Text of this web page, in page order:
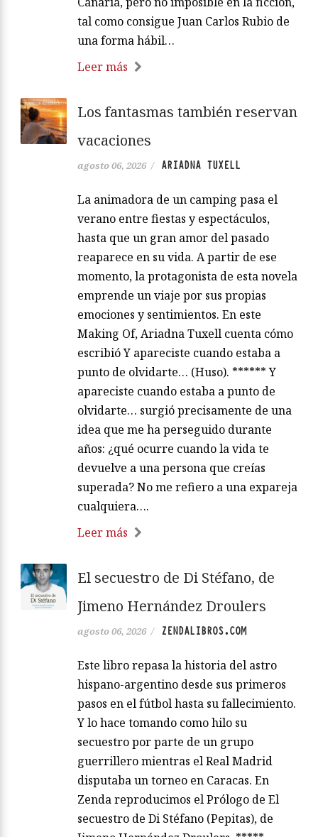
tal como consigue Juan Carlos Rubio de
una forma hábil…
Leer más
Los fantasmas también reservan
vacaciones
agosto 06, 2026 / ARIADNA TUXELL
La animadora de un camping pasa el
verano entre fiestas y espectáculos,
hasta que un gran amor del pasado
reaparece en su vida. A partir de ese
momento, la protagonista de esta novela
emprende un viaje por sus propias
emociones y sentimientos. En este
Making Of, Ariadna Tuxell cuenta cómo
escribió Y apareciste cuando estaba a
punto de olvidarte… (Huso). ****** Y
apareciste cuando estaba a punto de
olvidarte… surgió precisamente de una
idea que me ha perseguido durante
años: ¿qué ocurre cuando la vida te
devuelve a una persona que creías
superada? No me refiero a una expareja
cualquiera….
Leer más
El secuestro de Di Stéfano, de
Jimeno Hernández Droulers
agosto 06, 2026 / ZENDALIBROS.COM
Este libro repasa la historia del astro
hispano-argentino desde sus primeros
pasos en el fútbol hasta su fallecimiento.
Y lo hace tomando como hilo su
secuestro por parte de un grupo
guerrillero mientras el Real Madrid
disputaba un torneo en Caracas. En
Zenda reproducimos el Prólogo de El
secuestro de Di Stéfano (Pepitas), de